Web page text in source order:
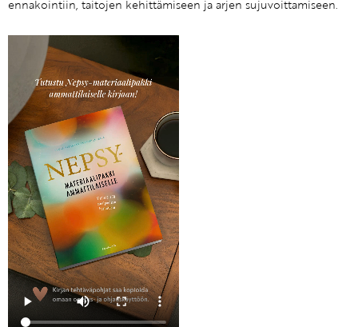
ennakointiin, taitojen kehittämiseen ja arjen sujuvoittamiseen.